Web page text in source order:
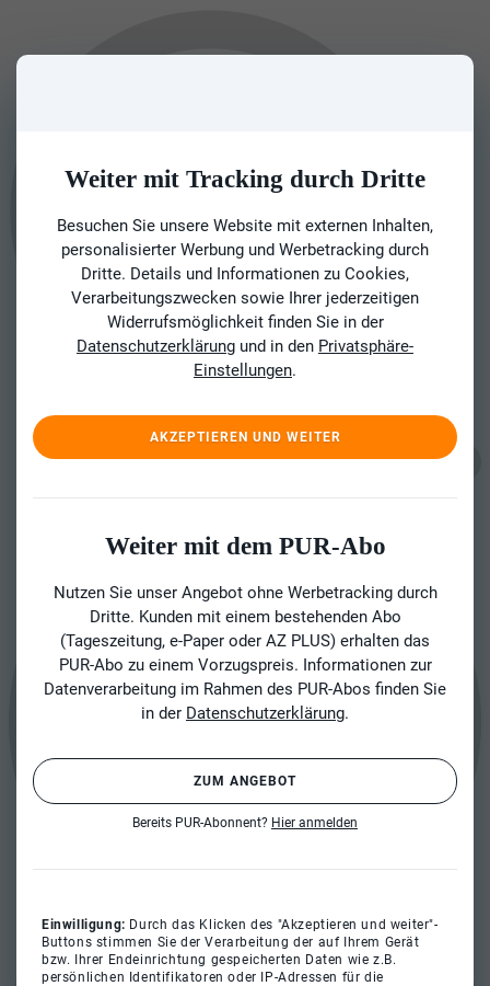
Weiter mit Tracking durch Dritte
Besuchen Sie unsere Website mit externen Inhalten,
personalisierter Werbung und Werbetracking durch
Dritte. Details und Informationen zu Cookies,
Verarbeitungszwecken sowie Ihrer jederzeitigen
Widerrufsmöglichkeit finden Sie in der
Datenschutzerklärung und in den Privatsphäre-
Einstellungen.
AKZEPTIEREN UND WEITER
Weiter mit dem PUR-Abo
Nutzen Sie unser Angebot ohne Werbetracking durch
Dritte. Kunden mit einem bestehenden Abo
(Tageszeitung, e-Paper oder AZ PLUS) erhalten das
PUR-Abo zu einem Vorzugspreis. Informationen zur
Datenverarbeitung im Rahmen des PUR-Abos finden Sie
in der Datenschutzerklärung.
ZUM ANGEBOT
Bereits PUR-Abonnent? Hier anmelden
Einwilligung: Durch das Klicken des "Akzeptieren und weiter"-
Buttons stimmen Sie der Verarbeitung der auf Ihrem Gerät
bzw. Ihrer Endeinrichtung gespeicherten Daten wie z.B.
persönlichen Identifikatoren oder IP-Adressen für die